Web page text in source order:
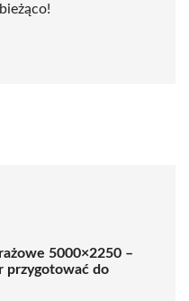
5000×2250 –
przygotować do